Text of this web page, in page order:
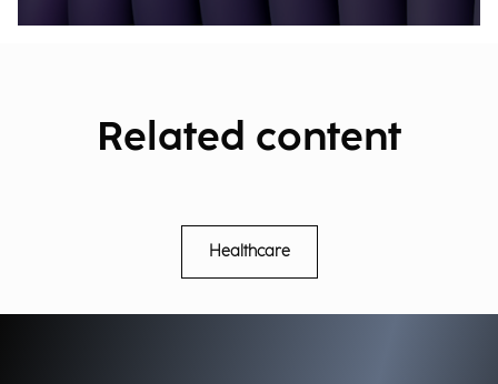
Related content
Healthcare